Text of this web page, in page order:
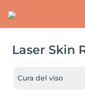
Laser Skin
Cura del viso